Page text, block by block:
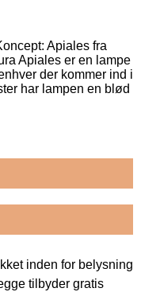
Apiales fra
Apiales er en lampe
der kommer ind i
har lampen en blød
inden for belysning
tilbyder gratis